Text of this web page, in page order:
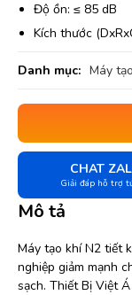
Độ ồn: ≤ 85 dB
Kích thước
Danh mục: Máy
CHAT
Giải đáp hỗ trợ
Mô tả
Máy tạo khí N2 tiết
nghiệp giảm mạnh
sạch. Thiết Bị Việt